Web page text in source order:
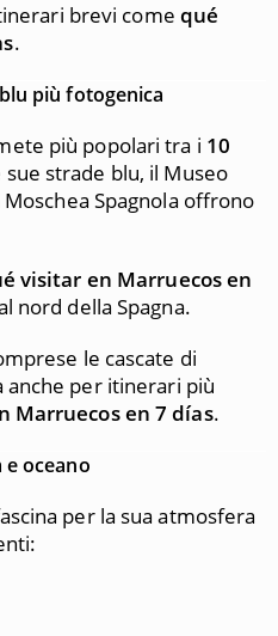
brevi come qué
.
più fotogenica
più popolari tra i 10
sue strade blu, il Museo
Spagnola offrono
visitar en Marruecos en
nord della Spagna.
le cascate di
per itinerari più
Marruecos en 7 días.
oceano
per la sua atmosfera